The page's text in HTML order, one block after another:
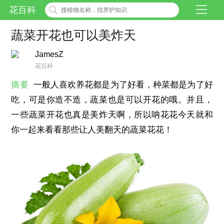
花百科
蔬菜开花也可以美炸天
JamesZ
花百科
摘要 一般人喜欢养花都是为了好看，种菜都是为了好
吃，可是你造不造，蔬菜也是可以开花的哦。并且，
一些蔬菜开花也真是美炸天啊，所以呐花花今天就和
你一起来看看那些让人美翻天的蔬菜花花！